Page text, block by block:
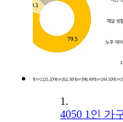
1.
4050 1인 가